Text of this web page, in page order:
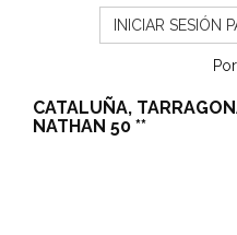
INICIAR SESIÓN
CATALUÑA,
NATHAN 50 **